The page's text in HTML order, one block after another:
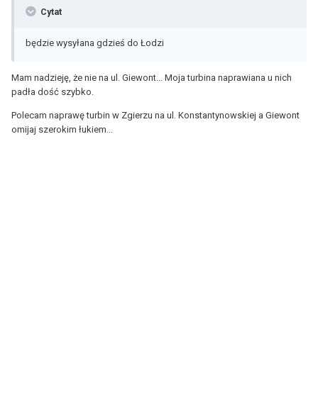
Cytat
będzie wysyłana gdzieś do Łodzi
Mam nadzieję, że nie na ul. Giewont... Moja turbina naprawiana u nich
padła dość szybko.
Polecam naprawę turbin w Zgierzu na ul. Konstantynowskiej a Giewont
omijaj szerokim łukiem...